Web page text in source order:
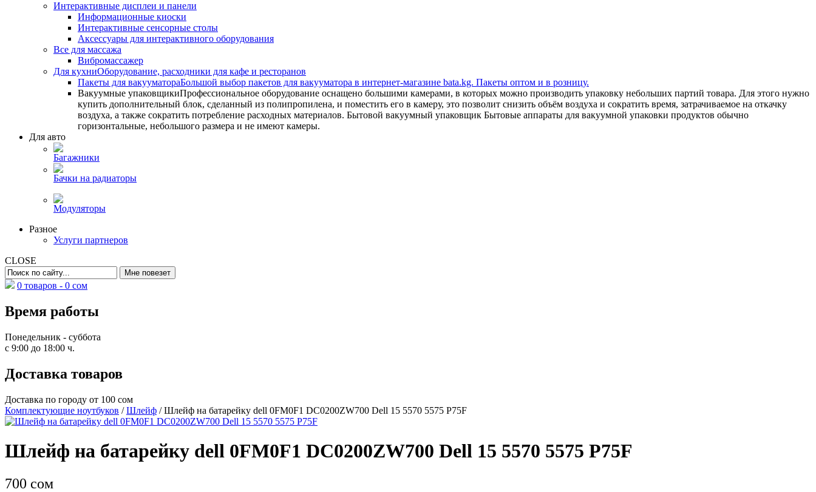
Интерактивные дисплеи и панели
Информационные киоски
Интерактивные сенсорные столы
Аксессуары для интерактивного оборудования
Все для массажа
Вибромассажер
Для кухниОборудование, расходники для кафе и ресторанов
Пакеты для вакууматораБольшой выбор пакетов для вакууматора в интернет-магазине bata.kg. Пакеты оптом и в розницу.
Вакуумные упаковщикиПрофессиональное оборудование оснащено большими камерами, в которых можно производить упаковку небольших партий товара. Для этого нужно
купить дополнительный блок, сделанный из полипропилена, и поместить его в камеру, это позволит снизить объём воздуха и сократить время, затрачиваемое на откачку
воздуха, а также сократить потребление расходных материалов. Бытовой вакуумный упаковщик Бытовые аппараты для вакуумной упаковки продуктов обычно
горизонтальные, небольшого размера и не имеют камеры.
Для авто
Багажники
Бачки на радиаторы
Модуляторы
Разное
Услуги партнеров
CLOSE
0 товаров - 0 сом
Время работы
Понедельник - суббота
с 9:00 до 18:00 ч.
Доставка товаров
Доставка по городу от 100 сом
Комплектующие ноутбуков /Шлейф / Шлейф на батарейку dell 0FM0F1 DC0200ZW700 Dell 15 5570 5575 P75F
Шлейф на батарейку dell 0FM0F1 DC0200ZW700 Dell 15 5570 5575 P75F
700 сом